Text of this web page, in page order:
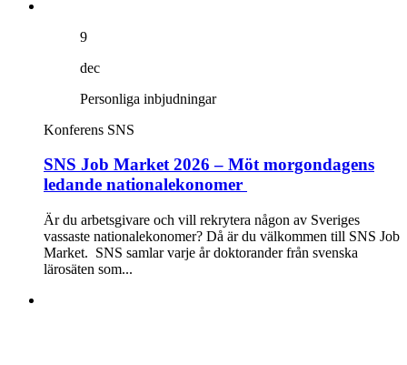
9
dec
Personliga inbjudningar
Konferens SNS
SNS Job Market 2026 – Möt morgondagens
ledande nationalekonomer
Är du arbetsgivare och vill rekrytera någon av Sveriges
vassaste nationalekonomer? Då är du välkommen till SNS Job
Market. SNS samlar varje år doktorander från svenska
lärosäten som...